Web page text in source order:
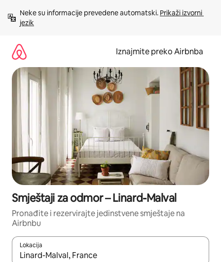
sadržaj
Neke su informacije prevedene automatski. Prikaži izvorni
jezik
Iznajmite preko Airbnba
Smještaji za odmor – Linard-Malval
Pronađite i rezervirajte jedinstvene smještaje na
Airbnbu
Lokacija
Kada budu dostupni rezultati, moći ćete ih pregledati